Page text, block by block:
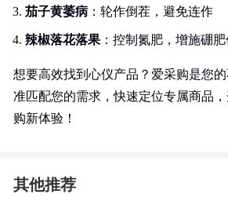
茄子黄萎病 ：轮作倒茬，避免连作
辣椒落花落果 ：控制氮肥，增施硼
想要高效找到心仪产品？爱采购是您
准匹配您的需求，快速定位专属商品
购新体验！
其他推荐